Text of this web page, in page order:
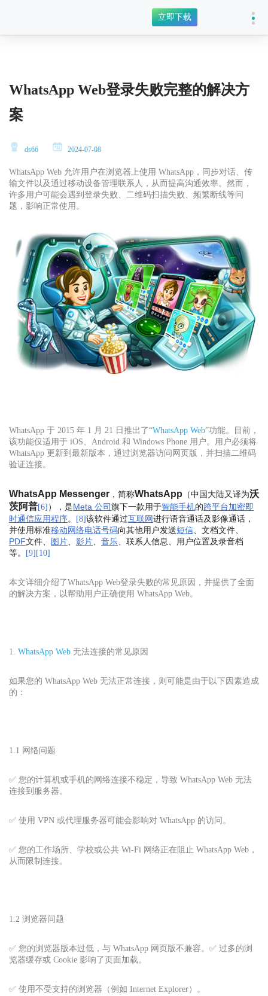
立即下载
WhatsApp Web登录失败完整的解决方
案
ds66 2024-07-08
WhatsApp Web 允许用户在浏览器上使用 WhatsApp，同步对话、传
输文件以及通过移动设备管理联系人，从而提高沟通效率。然而，
许多用户可能会遇到登录失败、二维码扫描失败、频繁断线等问
题，影响正常使用。
WhatsApp 于 2015 年 1 月 21 日推出了“WhatsApp Web”功能。目前，
该功能仅适用于 iOS、Android 和 Windows Phone 用户。用户必须将
WhatsApp 更新到最新版本，通过浏览器访问网页版，并扫描二维码
验证连接。
WhatsApp Messenger ，简称WhatsApp （中国大陆又译为沃
茨阿普[6] ），是Meta 公司旗下一款用于智能手机的跨平台加密即
时通信应用程序。 [8]该软件通过互联网进行语音通话及影像通话，
并使用标准移动网络电话号码向其他用户发送短信 、文档文件、
PDF文件、 图片 影片 音乐 、联系人信息、用户位置及录音档
等。
[9] [10]
本文详细介绍了WhatsApp Web登录失败的常见原因，并提供了全面
的解决方案，以帮助用户正确使用 WhatsApp Web。
1. WhatsApp Web 无法连接的常见原因
如果您的 WhatsApp Web 无法正常连接，则可能是由于以下因素造成
的：
1.1 网络问题
✅ 您的计算机或手机的网络连接不稳定，导致 WhatsApp Web 无法
连接到服务器。
✅ 使用 VPN 或代理服务器可能会影响对 WhatsApp 的访问。
✅ 您的工作场所、学校或公共 Wi-Fi 网络正在阻止 WhatsApp Web，
从而限制连接。
1.2 浏览器问题
✅ 您的浏览器版本过低，与 WhatsApp 网页版不兼容。✅ 过多的浏
览器缓存或 Cookie 影响了页面加载。
✅ 使用不受支持的浏览器（例如 Internet Explorer）。